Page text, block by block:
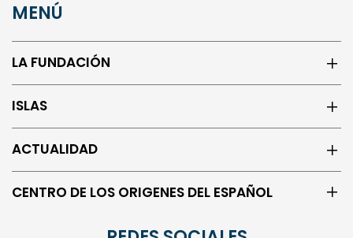
MENÚ
LA FUNDACIÓN
ISLAS
ACTUALIDAD
CENTRO DE LOS ORIGENES DEL ESPAÑOL